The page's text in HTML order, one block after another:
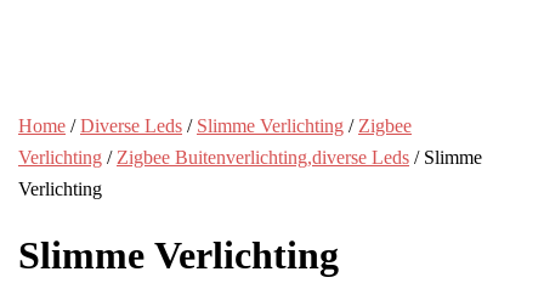
Home /Diverse Leds / Slimme Verlichting / Zigbee
Verlichting / Zigbee Buitenverlichting,diverse Leds / Slimme
Verlichting
Slimme Verlichting